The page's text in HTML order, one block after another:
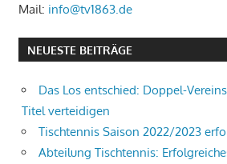
Mail: info@tv1863.de
NEUESTE BEITRÄGE
Das Los entschied: Doppel-
Titel verteidigen
Tischtennis Saison 2022/2023
Abteilung Tischtennis: